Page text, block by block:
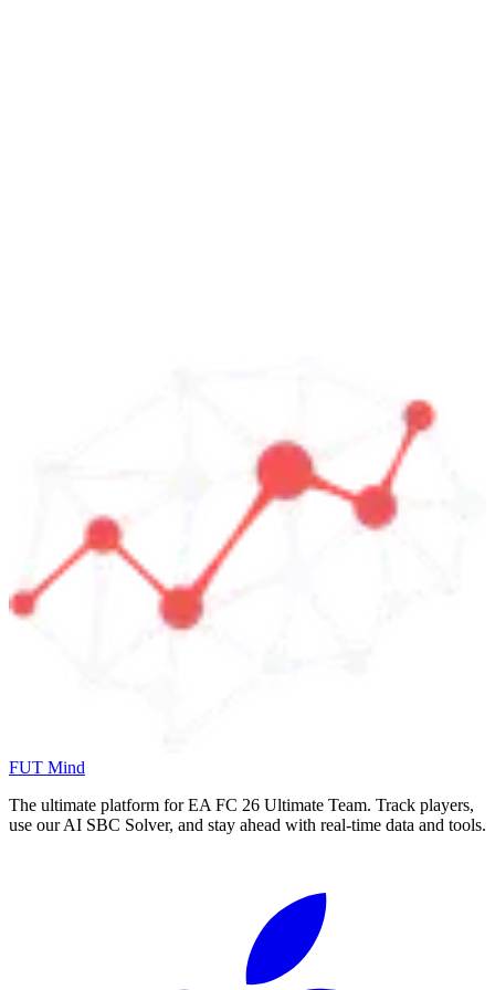
FUT Mind
The ultimate platform for EA FC 26 Ultimate Team. Track players,
use our AI SBC Solver, and stay ahead with real-time data and tools.